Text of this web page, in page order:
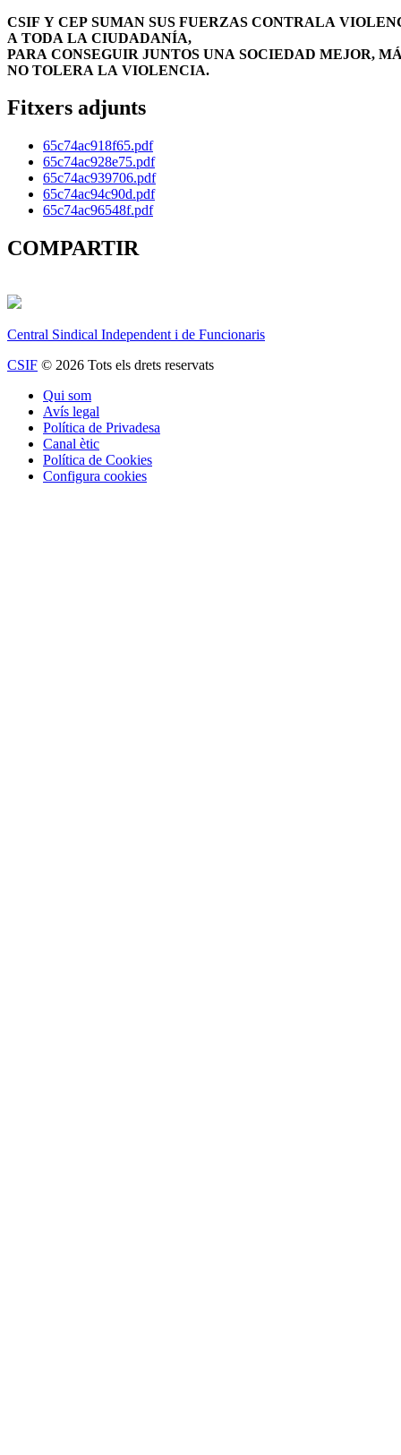
CSIF Y CEP SUMAN SUS FUERZAS CONTRALA
A TODA LA CIUDADANÍA,
PARA CONSEGUIR JUNTOS UNA SOCIEDAD MEJOR,
NO TOLERA LA VIOLENCIA.
Fitxers adjunts
65c74ac918f65.pdf
65c74ac928e75.pdf
65c74ac939706.pdf
65c74ac94c90d.pdf
65c74ac96548f.pdf
COMPARTIR
Central Sindical Independent i de Funcionaris
CSIF © 2026 Tots els drets reservats
Qui som
Avís legal
Política de Privadesa
Canal ètic
Política de Cookies
Configura cookies